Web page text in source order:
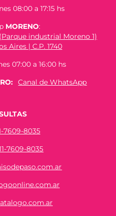
08:00 a 17:15 hs
MORENO:
industrial Moreno 1)
Aires | C.P. 1740
07:00 a 16:00 hs
Canal de WhatsApp
7609-8035
7609-8035